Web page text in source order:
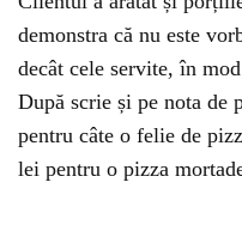
demonstra că nu este
decât cele servite, în
După scrie și pe nota de
pentru câte o felie de
lei pentru o pizza